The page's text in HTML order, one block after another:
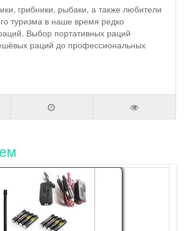
грибники, рыбаки, а также любители
туризма в наше время редко
Выбор портативных раций
раций до профессиональных